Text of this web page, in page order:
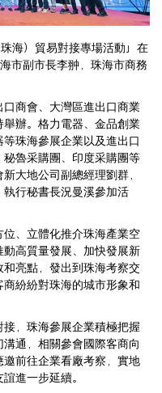
海）貿易對接專場活動」在
市副市長李翀，珠海市商務
商會、大灣區進出口商業
辦。格力電器、金品創業
珠海參展企業以及進出口
魯采購團、印度采購團等
大地公司副總經理劉群，
行秘書長況曼溪參加活
、立體化推介珠海產業空
高質量發展、加快發展新
亮點，發出到珠海考察交
紛紛對珠海的城市形象和
，珠海參展企業積極把握
通，相關參會國際客商向
前往企業看廠考察，實地
進一步延續。